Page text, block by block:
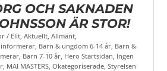
OCH SAKNADEN
ÄR STOR!
/ Elit ,Aktuellt ,Allmänt
informerar Barn & ungdom 6-14 år Barn &
Barn 7-10 år Hero Startsidan Ingen
MAI MASTERS ,Okategoriserade ,Styrelsen